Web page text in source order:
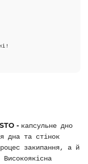
- капсульне дно
дна та стінок
закипання, а й